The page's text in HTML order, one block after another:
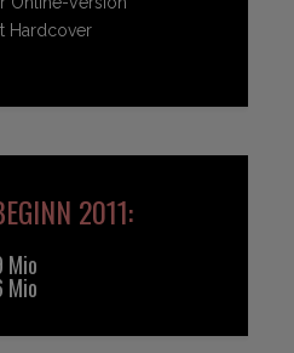
Hardcover
2011:
Mio
Mio